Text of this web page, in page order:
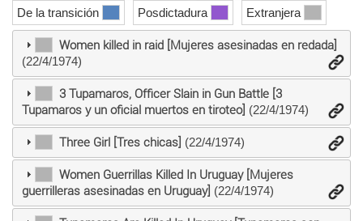
De la transición
Posdictadura Extranjera
Women killed in raid [Mujeres asesinadas en redada]
(22/4/1974)
3 Tupamaros, Officer Slain in Gun Battle [3
Tupamaros y un oficial muertos en tiroteo] (22/4/1974)
Three Girl [Tres chicas] (22/4/1974)
Women Guerrillas Killed In Uruguay [Mujeres
guerrilleras asesinadas en Uruguay] (22/4/1974)